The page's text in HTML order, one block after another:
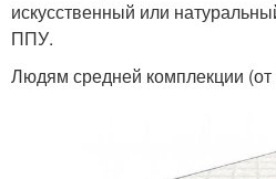
искусственный или
ППУ.
Людям средней комплекции (от